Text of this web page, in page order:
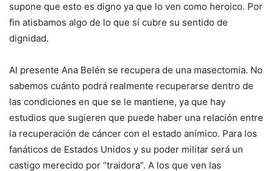
supone que esto es digno ya que lo ven como heroico. Por
fin atisbamos algo de lo que sí cubre su sentido de
dignidad.
Al presente Ana Belén se recupera de una masectomia. No
sabemos cuánto podrá realmente recuperarse dentro de
las condiciones en que se le mantiene, ya que hay
estudios que sugieren que puede haber una relación entre
la recuperación de cáncer con el estado anímico. Para los
fanáticos de Estados Unidos y su poder militar será un
castigo merecido por “traidora”. A los que ven las